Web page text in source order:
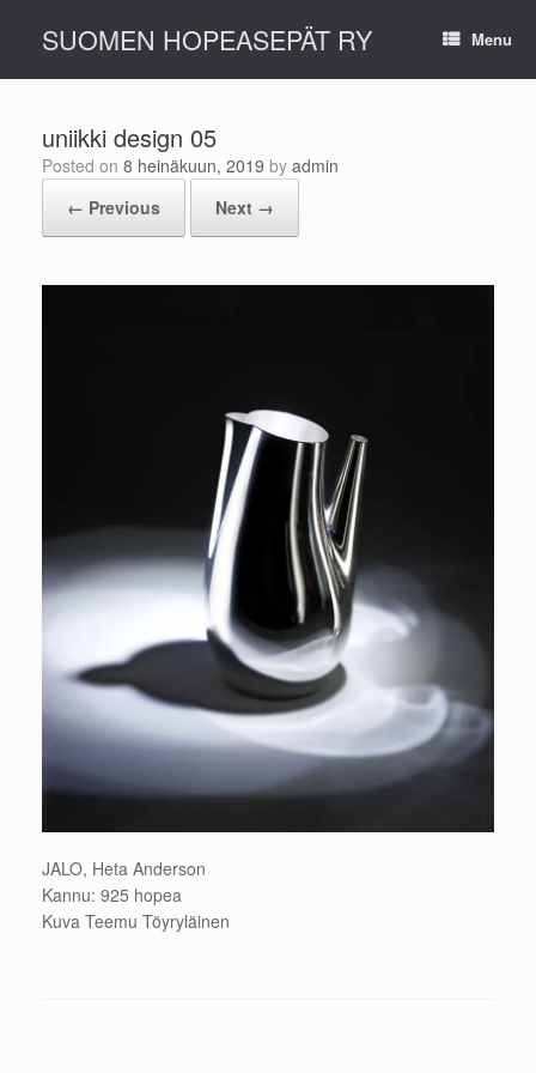
contentSUOMEN HOPEASEPÄT RY Menu
uniikki design 05
Posted on 8 heinäkuun, 2019 by admin
← Previous
Next →
JALO, Heta Anderson
Kannu: 925 hopea
Kuva Teemu Töyryläinen